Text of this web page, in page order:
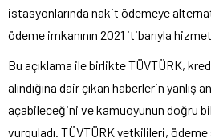
istasyonlarında nakit ödemeye
ödeme imkanının 2021 itibarıyla
Bu açıklama ile birlikte TÜVTÜRK,
alındığına dair çıkan haberlerin yanlış
açabileceğini ve kamuoyunun doğru
vurguladı. TÜVTÜRK yetkilileri,